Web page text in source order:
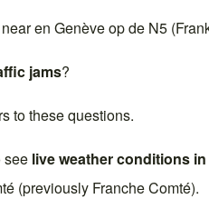
en Genèveop de N5
jams?
to these questions.
see live weather conditions in
(previously Franche Comté).